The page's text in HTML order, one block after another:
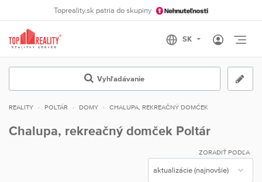
Topreality.sk patria do skupiny
Vyhľadávanie
REALITY POLTÁR DOMY CHALUPA, REKREAČNÝ DOMČEK
Chalupa, rekreačný domček Poltár
ZORADIŤ PODĽA